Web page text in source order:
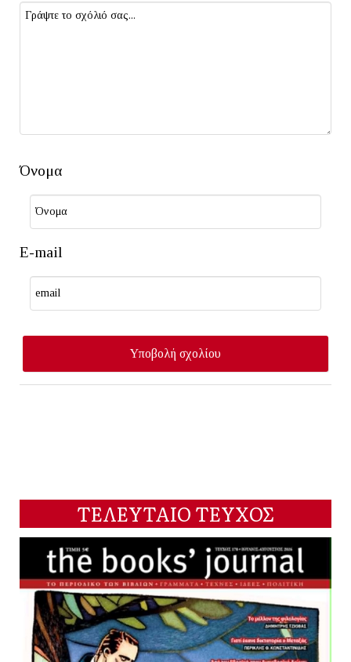
Όνομα
E-mail
ΤΕΛΕΥΤΑΙΟ ΤΕΥΧΟΣ